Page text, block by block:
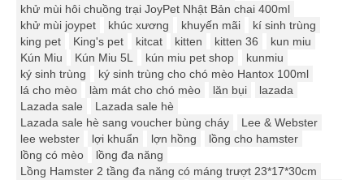
khử mùi hôi chuồng trại JoyPet Nhật Bản chai 400ml
khử mùi joypet
khúc xương khuyến mãi
kí sinh trùng
king pet
King's pet kitcat kitten kitten 36
kun miu
Kún Miu
Kún Miu 5L kún miu pet shop
kunmiu
ký sinh trùng
ký sinh trùng cho chó mèo Hantox 100ml
lá cho mèo
làm mát cho chó mèo lăn bụi
lazada
Lazada sale
Lazada sale hè
Lazada sale hè sang voucher bùng cháy
Lee & Webster
lee webster
lợi khuẩn lợn hồng
lồng cho hamster
lồng có mèo
lồng đa năng
Lồng Hamster 2 tầng đa năng có máng trượt 23*17*30cm